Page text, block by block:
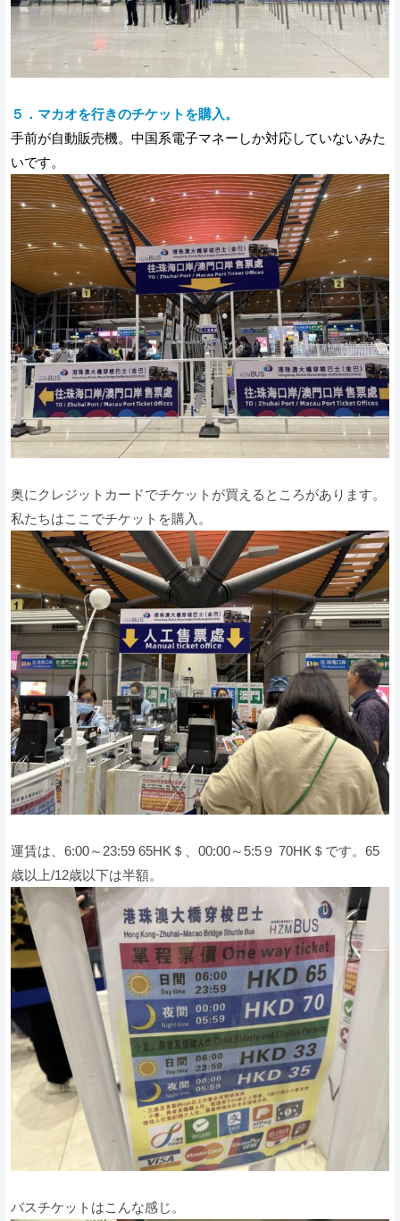
５．マカオを行きのチケットを購入。
手前が自動販売機。中国系電子マネーしか対応していないみた
いです。
奥にクレジットカードでチケットが買えるところがあります。
私たちはここでチケットを購入。
運賃は、6:00～23:59 65HK＄、00:00～5:5９ 70HK＄です。65
歳以上/12歳以下は半額。
バスチケットはこんな感じ。